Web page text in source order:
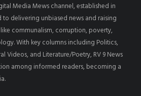
Media Mews channel, established in
delivering unbiased news and raising
communalism, corruption, poverty,
With key columns including Politics,
Videos, and Literature/Poetry, RV 9 News
among informed readers, becoming a